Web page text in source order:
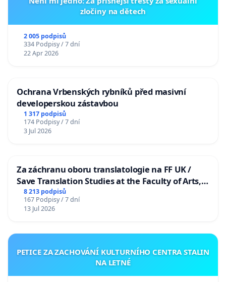
zločiny na dětech
2 005 podpisů
334 Podpisy / 7 dní
22 Apr 2026
Ochrana Vrbenských rybníků před masivní
developerskou zástavbou
1 317 podpisů
174 Podpisy / 7 dní
3 Jul 2026
Za záchranu oboru translatologie na FF UK /
Save Translation Studies at the Faculty of Arts,
Charles University
8 213 podpisů
167 Podpisy / 7 dní
13 Jul 2026
PETICE ZA ZACHOVÁNÍ KULTURNÍHO CENTRA STALIN
NA LETNÉ